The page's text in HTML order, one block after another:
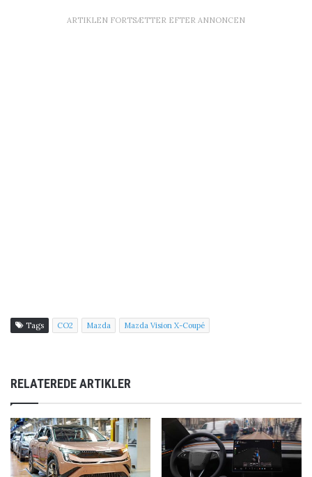
ARTIKLEN FORTSÆTTER EFTER ANNONCEN
Tags CO2 Mazda Mazda Vision X-Coupé
RELATEREDE ARTIKLER